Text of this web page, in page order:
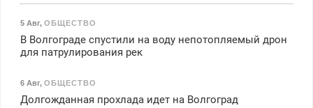
5 Авг, ОБЩЕСТВО
В Волгограде спустили на воду непотопляемый дрон
для патрулирования рек
6 Авг, ОБЩЕСТВО
Долгожданная прохлада идет на Волгоград